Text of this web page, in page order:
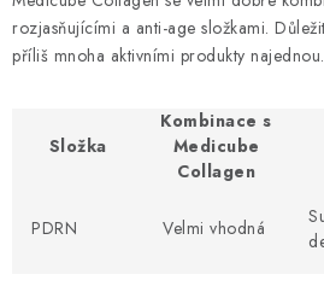
rozjasňujícími a anti-age složkami.
příliš mnoha aktivními produkty najednou.
Složka
Kombinace s
Medicube
Collagen
PDRN Velmi vhodná